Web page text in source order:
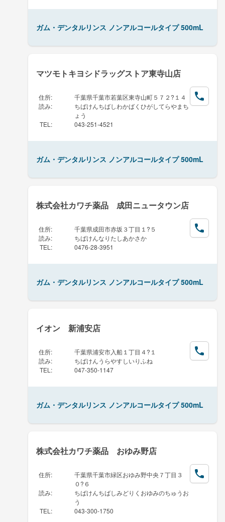
ガム・デンタルリンス ノンアルコールタイプ 500mL
マツモトキヨシドラッグストア東寺山店
住所:
千葉県千葉市若葉区東寺山町５７２?１４
読み:
ちばけんちばしわかばくひがしてらやまち
ょう
TEL : 043-251-4521
ガム・デンタルリンス ノンアルコールタイプ 500mL
株式会社カワチ薬品 成田ニュータウン店
住所:
千葉県成田市赤坂３丁目１?５
読み:
ちばけんなりたしあかさか
TEL : 0476-28-3951
ガム・デンタルリンス ノンアルコールタイプ 500mL
イオン 新浦安店
住所:
千葉県浦安市入船１丁目４?１
読み:
ちばけんうらやすしいりふね
TEL : 047-350-1147
ガム・デンタルリンス ノンアルコールタイプ 500mL
株式会社カワチ薬品 おゆみ野店
住所:
千葉県千葉市緑区おゆみ野中央７丁目３
０?６
読み:
ちばけんちばしみどりくおゆみのちゅうお
う
TEL : 043-300-1750